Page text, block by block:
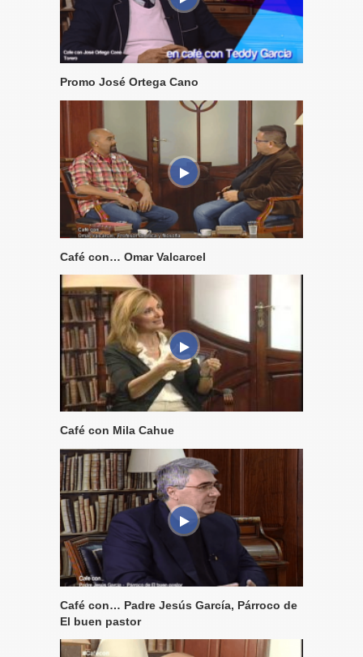
Promo José Ortega Cano
Café con… Omar Valcarcel
Café con Mila Cahue
Café con… Padre Jesús García, Párroco de
El buen pastor